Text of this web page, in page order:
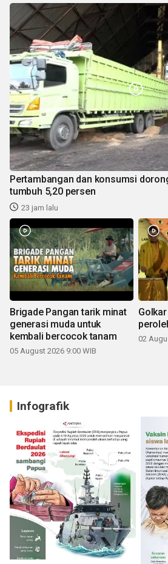
Pertambangan dan konsumsi
tumbuh 5,20 persen
23 jam lalu
Brigade Pangan tarik minat
generasi muda untuk
kembali bercocok tanam
05 August 2026 9:00 WIB
02
Infografik